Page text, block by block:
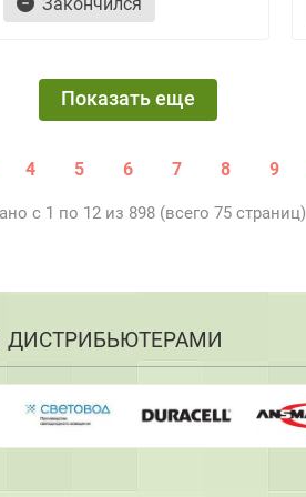
Показать еще
4 5 6 7 8 9
с 1 по 12 из 898 (всего 75 страниц)